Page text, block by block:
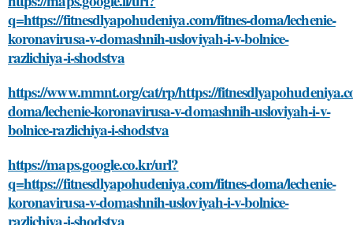
q=https://fitnesdlyapohudeniya.com/fitnes-doma/lechenie-
koronavirusa-v-domashnih-usloviyah-i-v-bolnice-
razlichiya-i-shodstva
https://www.mmnt.org/cat/rp/https://
doma/lechenie-koronavirusa-v-domashnih-usloviyah-i-v-
bolnice-razlichiya-i-shodstva
https://maps.google.co.kr/url?
q=https://fitnesdlyapohudeniya.com/fitnes-doma/lechenie-
koronavirusa-v-domashnih-usloviyah-i-v-bolnice-
razlichiya-i-shodstva